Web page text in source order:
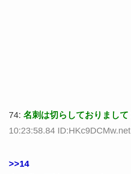
74: 名刺は切らしておりまして
10:23:58.84 ID:HKc9DCMw.net
>>14